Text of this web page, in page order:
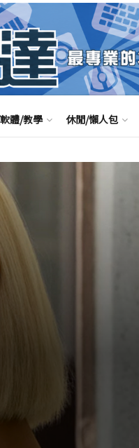
體/教學 休閒/懶人包